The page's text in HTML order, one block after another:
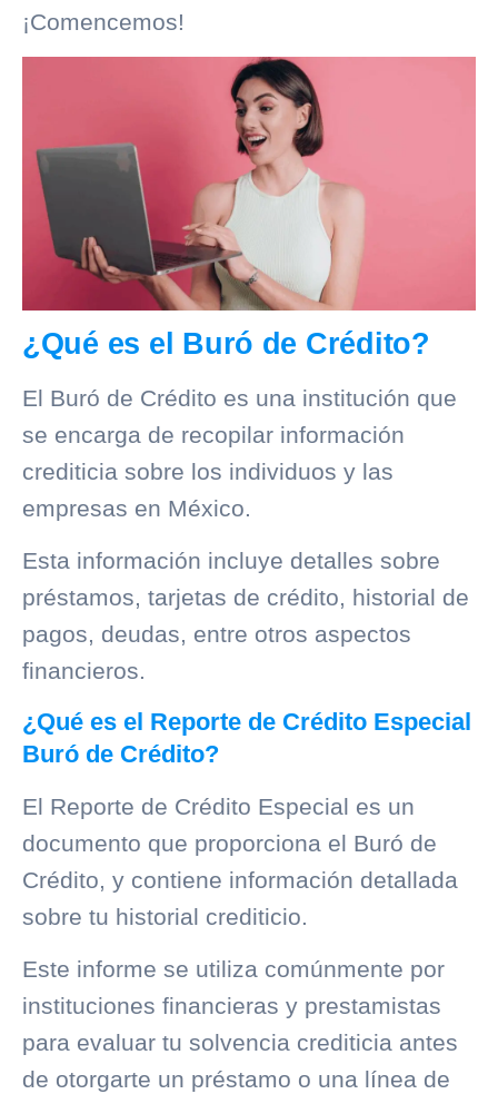
¡Comencemos!
¿Qué es el Buró de Crédito?
El Buró de Crédito es una institución que
se encarga de recopilar información
crediticia sobre los individuos y las
empresas en México.
Esta información incluye detalles sobre
préstamos, tarjetas de crédito, historial de
pagos, deudas, entre otros aspectos
financieros.
¿Qué es el Reporte de Crédito Especial
Buró de Crédito?
El Reporte de Crédito Especial es un
documento que proporciona el Buró de
Crédito, y contiene información detallada
sobre tu historial crediticio.
Este informe se utiliza comúnmente por
instituciones financieras y prestamistas
para evaluar tu solvencia crediticia antes
de otorgarte un préstamo o una línea de